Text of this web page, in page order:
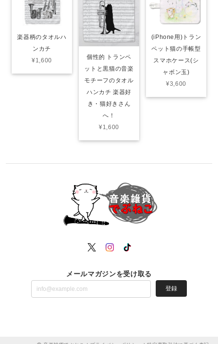
楽器柄のタオルハ
ンカチ
¥1,600
個性的 トランペ
ットと黒猫の音楽
モチーフのタオル
ハンカチ‍ 楽器好
き・猫好きさん
へ！
¥1,600
(iPhone用)トラン
ペット猫の手帳型
スマホケース(シ
ャボン玉)
¥3,600
メールマガジンを受け取る
登録